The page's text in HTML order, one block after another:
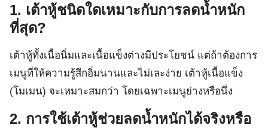
1. เต้าหู้ชนิดใดเหมาะกับการลดน้ำหนัก
ที่สุด?
เต้าหู้ทั้งเนื้อนิ่มและเนื้อแข็งต่างมีประโยชน์ แต่ถ้าต้องการ
เมนูที่ให้ความรู้สึกอิ่มนานและไม่เละง่าย เต้าหู้เนื้อแข็ง
(โมเมน) จะเหมาะสมกว่า โดยเฉพาะเมนูย่างหรือนึ่ง
2. การใช้เต้าหู้ช่วยลดน้ำหนักได้จริงหรือ